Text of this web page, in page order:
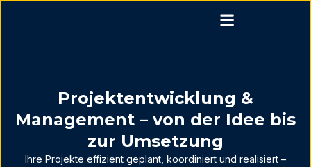
Projektentwicklung &
Management – von der Idee bis
zur Umsetzung
Ihre Projekte effizient geplant, koordiniert und realisiert –